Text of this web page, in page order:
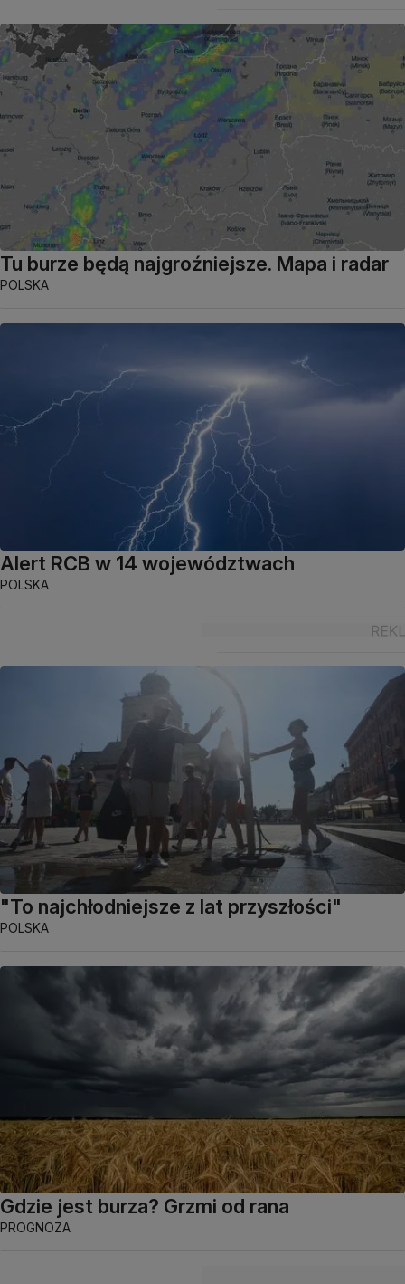
Tu burze będą najgroźniejsze. Mapa i radar
POLSKA
Alert RCB w 14 województwach
POLSKA
"To najchłodniejsze z lat przyszłości"
POLSKA
Gdzie jest burza? Grzmi od rana
PROGNOZA